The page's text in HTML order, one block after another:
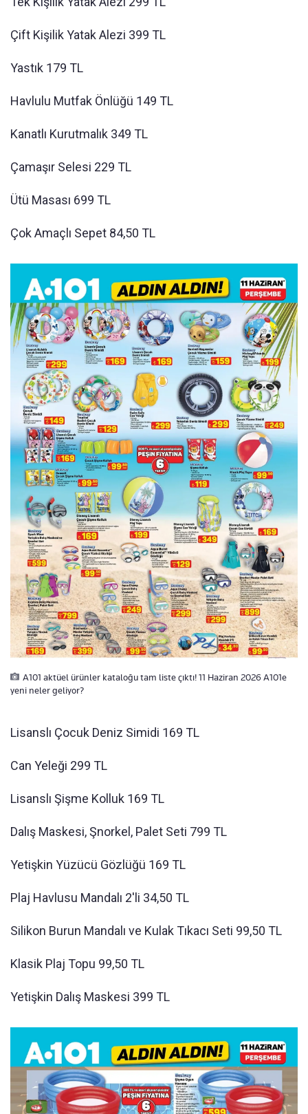
Çift Kişilik Yatak Alezi 399 TL
Yastık 179 TL
Havlulu Mutfak Önlüğü 149 TL
Kanatlı Kurutmalık 349 TL
Çamaşır Selesi 229 TL
Ütü Masası 699 TL
Çok Amaçlı Sepet 84,50 TL
A101 aktüel ürünler kataloğu tam liste çıktı! 11 Haziran 2026 A101e
yeni neler geliyor?
Lisanslı Çocuk Deniz Simidi 169 TL
Can Yeleği 299 TL
Lisanslı Şişme Kolluk 169 TL
Dalış Maskesi, Şnorkel, Palet Seti 799 TL
Yetişkin Yüzücü Gözlüğü 169 TL
Plaj Havlusu Mandalı 2'li 34,50 TL
Silikon Burun Mandalı ve Kulak Tıkacı Seti 99,50 TL
Klasik Plaj Topu 99,50 TL
Yetişkin Dalış Maskesi 399 TL